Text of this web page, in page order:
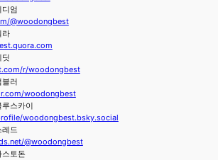
엄
@woodongbest
라
딧
r/woodongbest
러
woodongbest
스카이
woodongbest.bsky.social
드
@woodongbest
토돈